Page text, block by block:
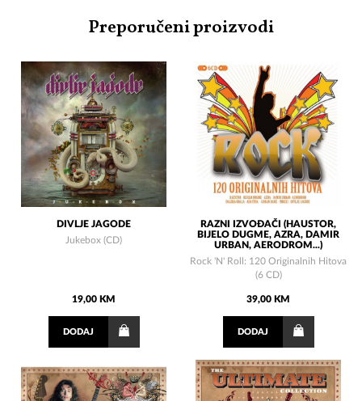
Preporučeni proizvodi
DIVLJE JAGODE
Jukebox (CD)
19,00 KM
DODAJ
RAZNI IZVOĐAČI (HAUSTOR,
BIJELO DUGME, AZRA, DAMIR
URBAN, AERODROM...)
Rock 'N' Roll: 120 Originalnih Hitova
(6 CD)
39,00 KM
DODAJ